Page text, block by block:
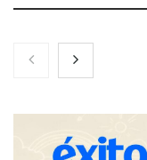
Martín Mingorance
despacho de
Brisas del Estrecho